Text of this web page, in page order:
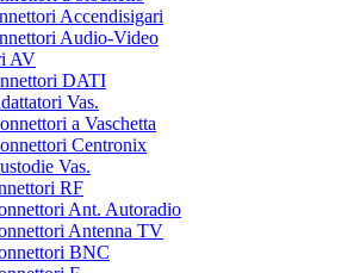
Accendisigari
Audio-Video
AV
DATI
Vas.
a Vaschetta
Centronix
Vas.
RF
Ant. Autoradio
Antenna TV
BNC